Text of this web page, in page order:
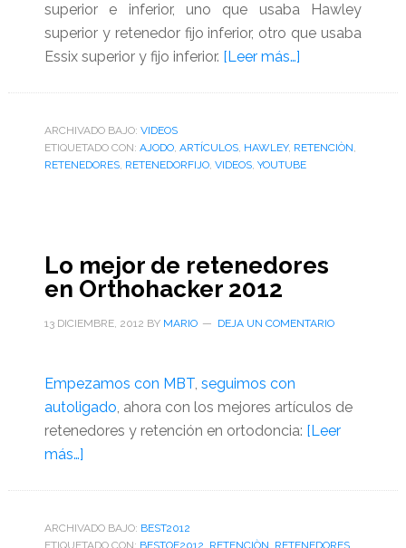
superior e inferior, uno que usaba Hawley
superior y retenedor fijo inferior, otro que usaba
Essix superior y fijo inferior. [Leer más…]acerca
3
protocolos
Ortodoncia
ARCHIVADO BAJO: VIDEOS
ETIQUETADO CON: AJODO, ARTÍCULOS, HAWLEY, RETENCIÒN,
RETENEDORES, RETENEDORFIJO, VIDEOS, YOUTUBE
Lo mejor de retenedores
en Orthohacker 2012
13 DICIEMBRE, 2012 BY MARIO DEJA UN COMENTARIO
Empezamos con MBT, seguimos con
autoligado, ahora con los mejores artículos de
retenedores y retención en ortodoncia: [Leer
más…]acerca
mejor
ARCHIVADO BAJO: BEST2012